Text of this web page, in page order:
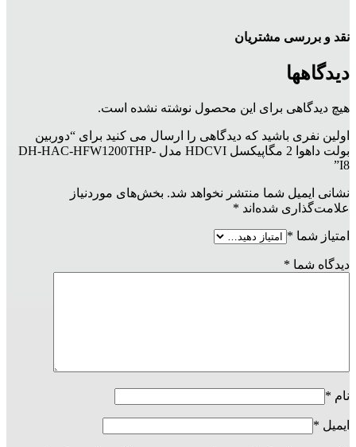
نقد و بررسی مشتریان
دیدگاهها
هیچ دیدگاهی برای این محصول نوشته نشده است.
اولین نفری باشید که دیدگاهی را ارسال می کنید برای “دوربین
بولت داهوا 2 مگاپیکسل HDCVI مدل DH-HAC-HFW1200THP-
I8”
نشانی ایمیل شما منتشر نخواهد شد. بخش‌های موردنیاز
علامت‌گذاری شده‌اند *
امتیاز شما *
دیدگاه شما *
نام *
ایمیل *